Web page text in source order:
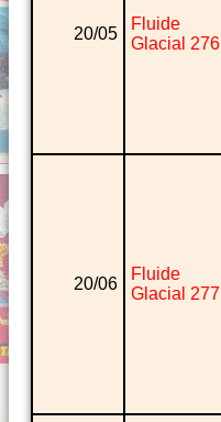
20/05
Fluide
Glacial 276
20/06
Fluide
Glacial 277